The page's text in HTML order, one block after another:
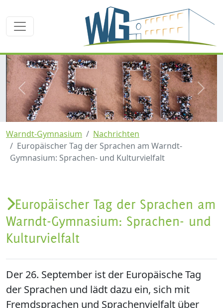
zurück
Warndt-Gymnasium
Nachrichten
Europäischer Tag der Sprachen am Warndt-
Gymnasium: Sprachen- und Kulturvielfalt
Europäischer Tag der Sprachen am
Warndt-Gymnasium: Sprachen- und
Kulturvielfalt
Der 26. September ist der Europäische Tag
der Sprachen und lädt dazu ein, sich mit
Fremdsprachen und Sprachenvielfalt über